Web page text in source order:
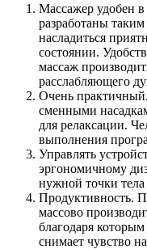
Массажер удобен
разработаны
насладиться
состоянии.
массаж
расслабляющего
Очень
сменными
для релаксации.
выполнения
Управлять
эргономичному
нужной точки тела
Продуктивность.
массово
благодаря которым
снимает чувство